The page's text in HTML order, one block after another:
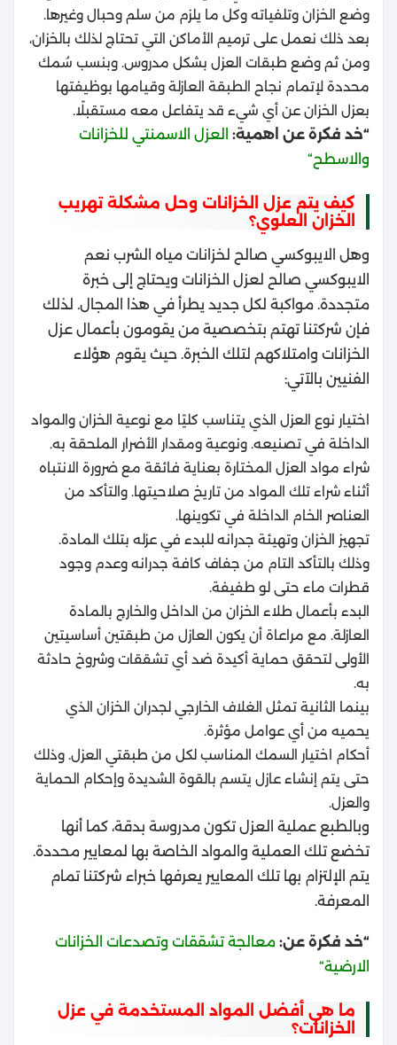
وضع الخزان وتلفياته وكل ما يلزم من سلم وحبال وغيرها.
بعد ذلك نعمل على ترميم الأماكن التي تحتاج لذلك بالخزان،
ومن ثم وضع طبقات العزل بشكل مدروس. وبنسب سُمك
محددة لإتمام نجاح الطبقة العازلة وقيامها بوظيفتها
بعزل الخزان عن أي شيء قد يتفاعل معه مستقبلًا.
“خد فكرة عن اهمية: العزل الاسمنتي للخزانات
والاسطح“
كيف يتم عزل الخزانات وحل مشكلة تهريب
الخزان العلوي؟
وهل الايبوكسي صالح لخزانات مياه الشرب نعم
الايبوكسي صالح لعزل الخزانات ويحتاج إلى خبرة
متجددة. مواكبة لكل جديد يطرأ في هذا المجال. لذلك
فإن شركتنا تهتم بتخصصية من يقومون بأعمال عزل
الخزانات وامتلاكهم لتلك الخبرة. حيث يقوم هؤلاء
الفنيين بالآتي:
اختيار نوع العزل الذي يتناسب كليًا مع نوعية الخزان والمواد
الداخلة في تصنيعه. ونوعية ومقدار الأضرار الملحقة به.
شراء مواد العزل المختارة بعناية فائقة مع ضرورة الانتباه
أثناء شراء تلك المواد من تاريخ صلاحيتها. والتأكد من
العناصر الخام الداخلة في تكوينها.
تجهيز الخزان وتهيئة جدرانه للبدء في عزله بتلك المادة.
وذلك بالتأكد التام من جفاف كافة جدرانه وعدم وجود
قطرات ماء حتى لو طفيفة.
البدء بأعمال طلاء الخزان من الداخل والخارج بالمادة
العازلة. مع مراعاة أن يكون العازل من طبقتين أساسيتين
الأولى لتحقق حماية أكيدة ضد أي تشققات وشروخ حادثة
به.
بينما الثانية تمثل الغلاف الخارجي لجدران الخزان الذي
يحميه من أي عوامل مؤثرة.
أحكام اختيار السمك المناسب لكل من طبقتي العزل. وذلك
حتى يتم إنشاء عازل يتسم بالقوة الشديدة وإحكام الحماية
والعزل.
وبالطبع عملية العزل تكون مدروسة بدقة، كما أنها
تخضع تلك العملية والمواد الخاصة بها لمعايير محددة.
يتم الإلتزام بها تلك المعايير يعرفها خبراء شركتنا تمام
المعرفة.
“خد فكرة عن: معالجة تشققات وتصدعات الخزانات
الارضية“
ما هي أفضل المواد المستخدمة في عزل
الخزانات؟